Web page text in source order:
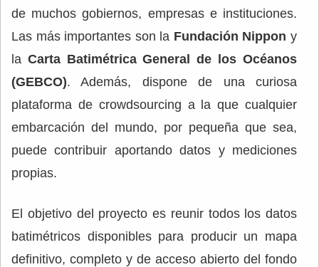
de muchos gobiernos, empresas e instituciones.
Las más importantes son la Fundación Nippony
la Carta Batimétrica General de los Océanos
(GEBCO). Además, dispone de una curiosa
plataforma de crowdsourcing a la que cualquier
embarcación del mundo, por pequeña que sea,
puede contribuir aportando datos y mediciones
propias.
El objetivo del proyecto es reunir todos los datos
batimétricos disponibles para producir un mapa
definitivo, completo y de acceso abierto del fondo